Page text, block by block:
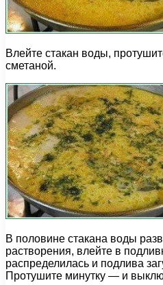
Влейте стакан воды,
сметаной.
В половине стакана воды
растворения, влейте в
распределилась и подлива
Протушите минутку — и